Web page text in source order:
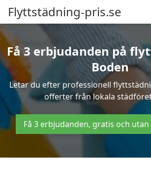
Flyttstädning-pris.se
Få 3 erbjudanden på
Boden
Letar du efter professionell
offerter från lokala
Få 3 erbjudanden, gratis och